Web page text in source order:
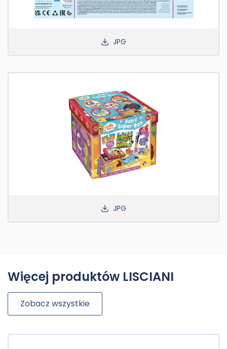
JPG
JPG
Więcej produktów LISCIANI
Zobacz wszystkie